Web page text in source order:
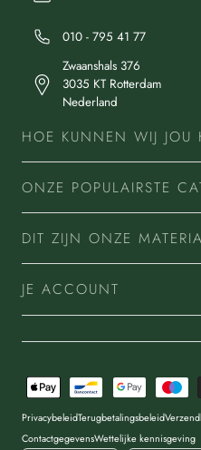
010 - 795 41 77
Zwaanshals 376
3035 KT Rotterdam
Nederland
HOE KUNNEN WIJ JOU
ONZE POPULAIRSTE
DIT ZIJN ONZE
JE ACCOUNT
Betaalmethoden
PrivacybeleidTerugbetalingsbeleid
ContactgegevensWettelijke kennisgeving